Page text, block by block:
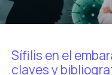
Sífilis en el
claves y